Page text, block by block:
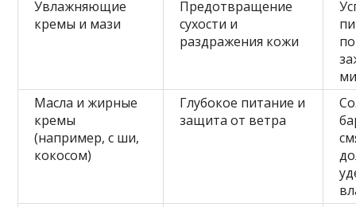
Увлажняющие
кремы и мази
Предотвращение
сухости и
раздражения кожи
Масла и жирные
кремы
(например, с ши,
кокосом)
Глубокое питание и
защита от ветра